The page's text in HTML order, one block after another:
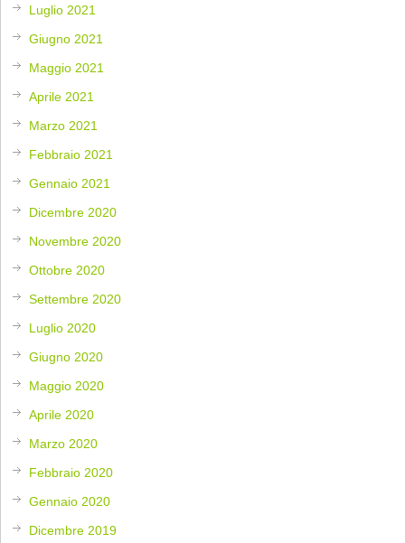
Luglio 2021
Giugno 2021
Maggio 2021
Aprile 2021
Marzo 2021
Febbraio 2021
Gennaio 2021
Dicembre 2020
Novembre 2020
Ottobre 2020
Settembre 2020
Luglio 2020
Giugno 2020
Maggio 2020
Aprile 2020
Marzo 2020
Febbraio 2020
Gennaio 2020
Dicembre 2019